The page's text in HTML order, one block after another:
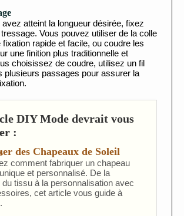
atteint la longueur désirée, fixez
tressage. Vous pouvez utiliser de la colle
fixation rapide et facile, ou coudre les
une finition plus traditionnelle et
choisissez de coudre, utilisez un fil
plusieurs passages pour assurer la
DIY Mode devrait vous
:
comment fabriquer un chapeau
et personnalisé. De la
tissu à la personnalisation avec
cet article vous guide à